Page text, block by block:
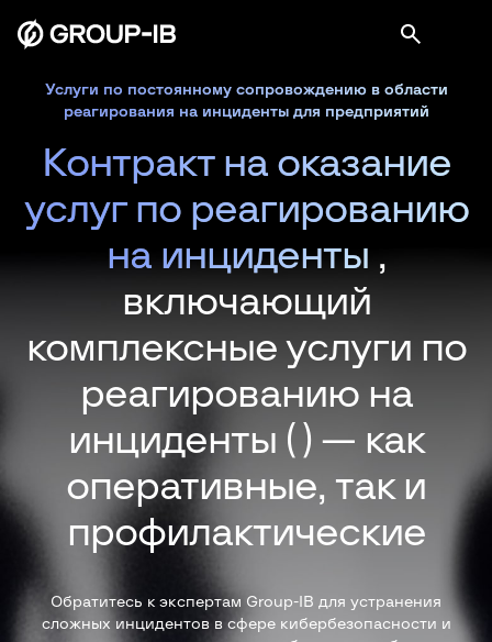
Услуги по постоянному сопровождению в области
реагирования на инциденты для предприятий
Контракт на оказание
услуг по реагированию
на инциденты ,
включающий
комплексные услуги по
реагированию на
инциденты ( ) — как
оперативные, так и
профилактические
Обратитесь к экспертам Group-IB для устранения
сложных инцидентов в сфере кибербезопасности и